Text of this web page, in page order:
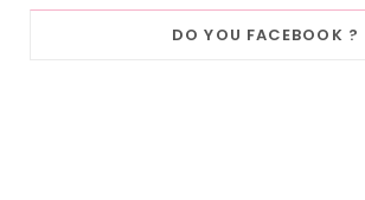
DO YOU FACEBOOK ?